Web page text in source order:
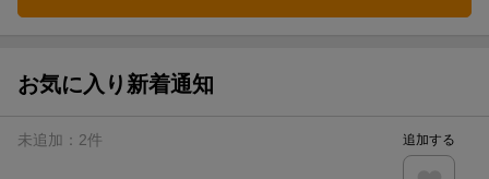
お気に入り新着通知
未追加： 2件 追加する